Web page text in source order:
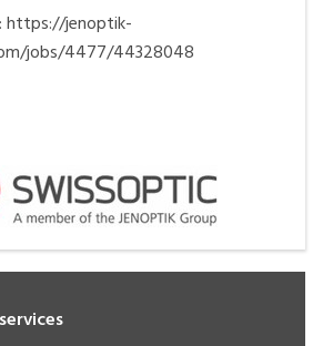
https://jenoptik-
jobs/4477/44328048